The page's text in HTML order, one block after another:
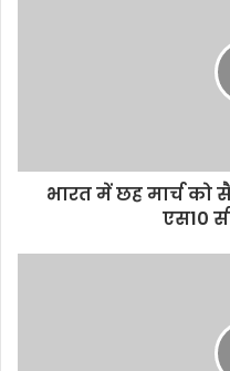
भारत में छह मार्च
एस10